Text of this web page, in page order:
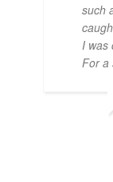
such
I was
For a